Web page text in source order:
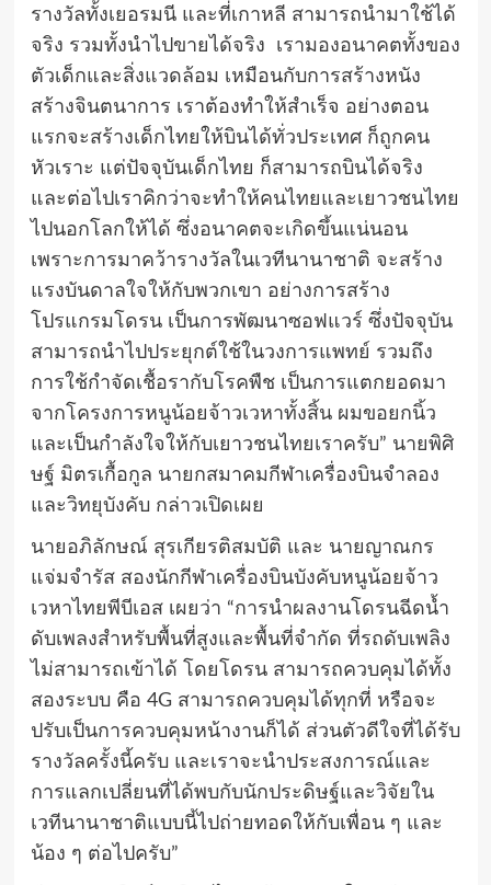
รางวัลทั้งเยอรมนี และที่เกาหลี สามารถนำมาใช้ได้
จริง รวมทั้งนำไปขายได้จริง เรามองอนาคตทั้งของ
ตัวเด็กและสิ่งแวดล้อม เหมือนกับการสร้างหนัง
สร้างจินตนาการ เราต้องทำให้สำเร็จ อย่างตอน
แรกจะสร้างเด็กไทยให้บินได้ทั่วประเทศ ก็ถูกคน
หัวเราะ แต่ปัจจุบันเด็กไทย ก็สามารถบินได้จริง
และต่อไปเราคิกว่าจะทำให้คนไทยและเยาวชนไทย
ไปนอกโลกให้ได้ ซึ่งอนาคตจะเกิดขึ้นแน่นอน
เพราะการมาคว้ารางวัลในเวทีนานาชาติ จะสร้าง
แรงบันดาลใจให้กับพวกเขา อย่างการสร้าง
โปรแกรมโดรน เป็นการพัฒนาซอฟแวร์ ซึ่งปัจจุบัน
สามารถนำไปประยุกต์ใช้ในวงการแพทย์ รวมถึง
การใช้กำจัดเชื้อรากับโรคพืช เป็นการแตกยอดมา
จากโครงการหนูน้อยจ้าวเวหาทั้งสิ้น ผมขอยกนิ้ว
และเป็นกำลังใจให้กับเยาวชนไทยเราครับ” นายพิศิ
ษฐ์ มิตรเกื้อกูล นายกสมาคมกีฬาเครื่องบินจำลอง
และวิทยุบังคับ กล่าวเปิดเผย
นายอภิลักษณ์ สุรเกียรติสมบัติ และ นายญาณกร
แจ่มจำรัส สองนักกีฬาเครื่องบินบังคับหนูน้อยจ้าว
เวหาไทยพีบีเอส เผยว่า “การนำผลงานโดรนฉีดน้ำ
ดับเพลงสำหรับพื้นที่สูงและพื้นที่จำกัด ที่รถดับเพลิง
ไม่สามารถเข้าได้ โดยโดรน สามารถควบคุมได้ทั้ง
สองระบบ คือ 4G สามารถควบคุมได้ทุกที่ หรือจะ
ปรับเป็นการควบคุมหน้างานก็ได้ ส่วนตัวดีใจที่ได้รับ
รางวัลครั้งนี้ครับ และเราจะนำประสงการณ์และ
การแลกเปลี่ยนที่ได้พบกับนักประดิษฐ์และวิจัยใน
เวทีนานาชาติแบบนี้ไปถ่ายทอดให้กับเพื่อน ๆ และ
น้อง ๆ ต่อไปครับ”